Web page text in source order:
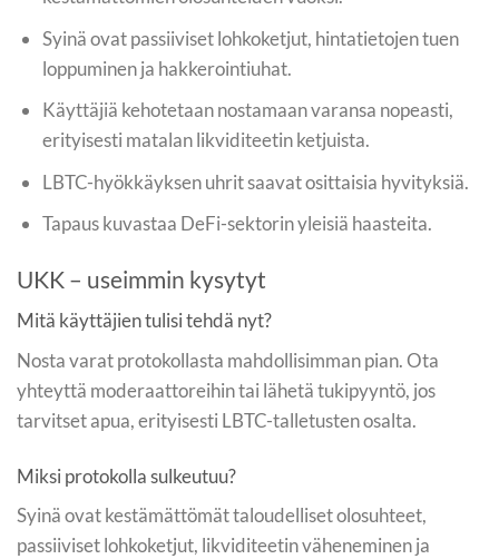
Syinä ovat passiiviset lohkoketjut, hintatietojen tuen
loppuminen ja hakkerointiuhat.
Käyttäjiä kehotetaan nostamaan varansa nopeasti,
erityisesti matalan likviditeetin ketjuista.
LBTC-hyökkäyksen uhrit saavat osittaisia hyvityksiä.
Tapaus kuvastaa DeFi-sektorin yleisiä haasteita.
UKK – useimmin kysytyt
Mitä käyttäjien tulisi tehdä nyt?
Nosta varat protokollasta mahdollisimman pian. Ota
yhteyttä moderaattoreihin tai lähetä tukipyyntö, jos
tarvitset apua, erityisesti LBTC-talletusten osalta.
Miksi protokolla sulkeutuu?
Syinä ovat kestämättömät taloudelliset olosuhteet,
passiiviset lohkoketjut, likviditeetin väheneminen ja